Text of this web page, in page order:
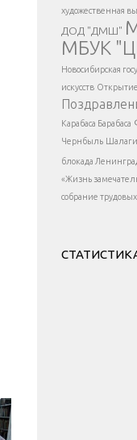
художественная
ДОД "ДМШ"
МБУК
Новосибирская
искусств
Карабаса Барабаса
Чернбыль
блокада
«Жизнь
собрание